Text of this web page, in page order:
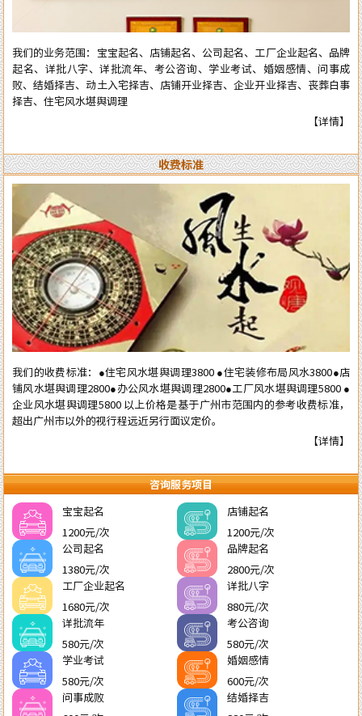
我们的业务范围：宝宝起名、店铺起名、公司起名、工厂企业起名、品牌
起名、详批八字、详批流年、考公咨询、学业考试、婚姻感情、问事成
败、结婚择吉、动土入宅择吉、店铺开业择吉、企业开业择吉、丧葬白事
择吉、住宅风水堪舆调理
【详情】
收费标准
我们的收费标准：●住宅风水堪舆调理3800 ●住宅装修布局风水3800●店
铺风水堪舆调理2800●办公风水堪舆调理2800●工厂风水堪舆调理5800 ●
企业风水堪舆调理5800 以上价格是基于广州市范围内的参考收费标准，
超出广州市以外的视行程远近另行面议定价。
【详情】
咨询服务项目
宝宝起名
1200元/次
店铺起名
1200元/次
公司起名
1380元/次
品牌起名
2800元/次
工厂企业起名
1680元/次
详批八字
880元/次
详批流年
580元/次
考公咨询
580元/次
学业考试
580元/次
婚姻感情
600元/次
问事成败
结婚择吉